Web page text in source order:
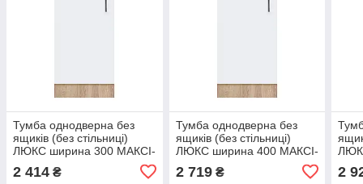
Тумба однодверна без
ящиків (без стільниці)
ЛЮКС ширина 300 МАКСІ-
МЕбель Дуб сонома/Білий
гладкий (72082)
2 414 ₴
Тумба однодверна без
ящиків (без стільниці)
ЛЮКС ширина 400 МАКСІ-
МЕбель Дуб сонома/Білий
гладкий (72083)
2 719₴ 2